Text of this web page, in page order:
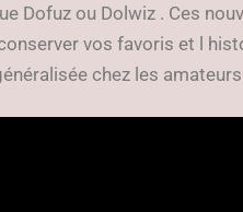
Dofuz ou Dolwiz . Ces
vos favoris et l
chez les